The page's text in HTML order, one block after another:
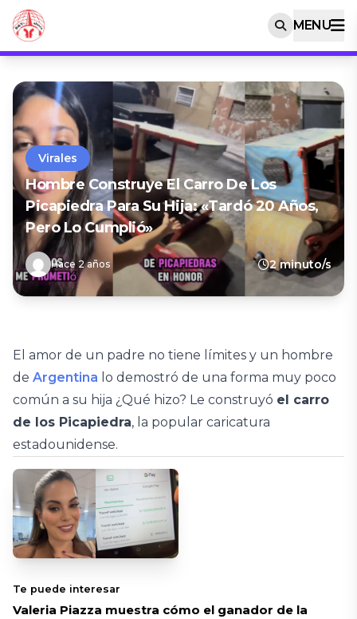
MENU
Virales
Hombre Construye El Carro De Los
Picapiedra Para Su Hija: «Tardó 20 Años,
Pero Lo Cumplió»
Hace 2 años 2 minuto/s
El amor de un padre no tiene límites y un hombre
de Argentina lo demostró de una forma muy poco
común a su hija ¿Qué hizo? Le construyó el carro
de los Picapiedra, la popular caricatura
estadounidense.
Te puede interesar
Valeria Piazza muestra cómo el ganador de la